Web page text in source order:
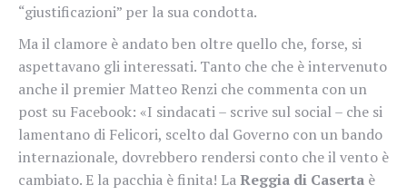
“giustificazioni” per la sua condotta.
Ma il clamore è andato ben oltre quello che, forse, si
aspettavano gli interessati. Tanto che che è intervenuto
anche il premier Matteo Renzi che commenta con un
post su Facebook: «I sindacati – scrive sul social – che si
lamentano di Felicori, scelto dal Governo con un bando
internazionale, dovrebbero rendersi conto che il vento è
cambiato. E la pacchia è finita! LaReggia di Caserta è